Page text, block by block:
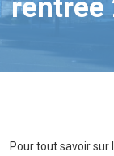
rentrée
Pour tout savoir